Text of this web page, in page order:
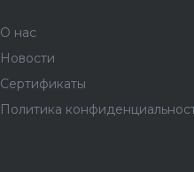
О нас
Новости
Сертификаты
Политика